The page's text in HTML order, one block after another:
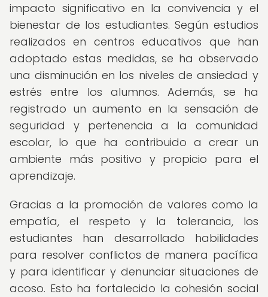
impacto significativo en la convivencia y el
bienestar de los estudiantes. Según estudios
realizados en centros educativos que han
adoptado estas medidas, se ha observado
una disminución en los niveles de ansiedad y
estrés entre los alumnos. Además, se ha
registrado un aumento en la sensación de
seguridad y pertenencia a la comunidad
escolar, lo que ha contribuido a crear un
ambiente más positivo y propicio para el
aprendizaje.
Gracias a la promoción de valores como la
empatía, el respeto y la tolerancia, los
estudiantes han desarrollado habilidades
para resolver conflictos de manera pacífica
y para identificar y denunciar situaciones de
acoso. Esto ha fortalecido la cohesión social